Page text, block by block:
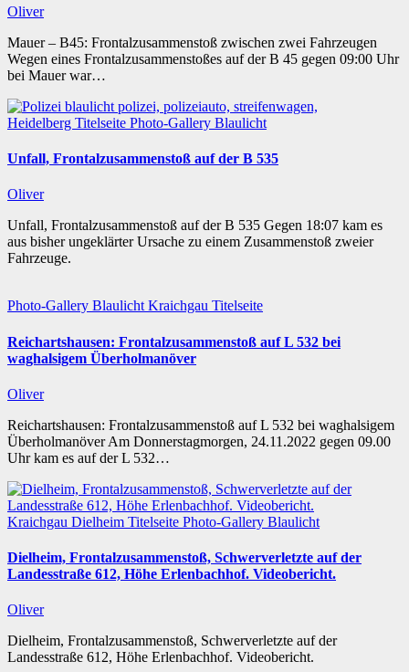
Oliver
Mauer – B45: Frontalzusammenstoß zwischen zwei Fahrzeugen
Wegen eines Frontalzusammenstoßes auf der B 45 gegen 09:00 Uhr
bei Mauer war…
Heidelberg Titelseite Photo-Gallery Blaulicht
Unfall, Frontalzusammenstoß auf der B 535
Oliver
Unfall, Frontalzusammenstoß auf der B 535 Gegen 18:07 kam es
aus bisher ungeklärter Ursache zu einem Zusammenstoß zweier
Fahrzeuge.
Photo-Gallery Blaulicht Kraichgau Titelseite
Reichartshausen: Frontalzusammenstoß auf L 532 bei
waghalsigem Überholmanöver
Oliver
Reichartshausen: Frontalzusammenstoß auf L 532 bei waghalsigem
Überholmanöver Am Donnerstagmorgen, 24.11.2022 gegen 09.00
Uhr kam es auf der L 532…
Kraichgau Dielheim Titelseite Photo-Gallery Blaulicht
Dielheim, Frontalzusammenstoß, Schwerverletzte auf der
Landesstraße 612, Höhe Erlenbachhof. Videobericht.
Oliver
Dielheim, Frontalzusammenstoß, Schwerverletzte auf der
Landesstraße 612, Höhe Erlenbachhof. Videobericht.